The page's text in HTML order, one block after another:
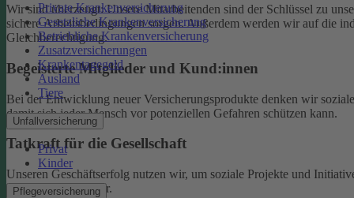
Private Krankenversicherung
Gesetzliche Krankenversicherung
Betriebliche Krankenversicherung
Zusatzversicherungen
Krankentagegeld
Ausland
Tiere
Unfallversicherung
Privat
Kinder
Pflegeversicherung
Wir sind überzeugt: Unsere Mitarbeitenden sind der Schlüssel zu
sichere Arbeitsbedingungen sorgen.Außerdem werden wir auf die
Gleichberechtigung.
Begeisterte Mitglieder und Kund:innen
Bei der Entwicklung neuer Versicherungsprodukte denken wir
damit sich jeder Mensch vor potenziellen Gefahren schützen kann.
Tatkraft für die Gesellschaft
Unseren Geschäftserfolg nutzen wir, um soziale Projekte und
Familien und Kinder.